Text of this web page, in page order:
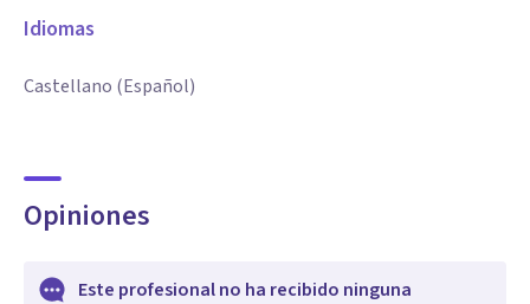
Idiomas
Castellano (Español)
Opiniones
Este profesional no ha recibido ninguna